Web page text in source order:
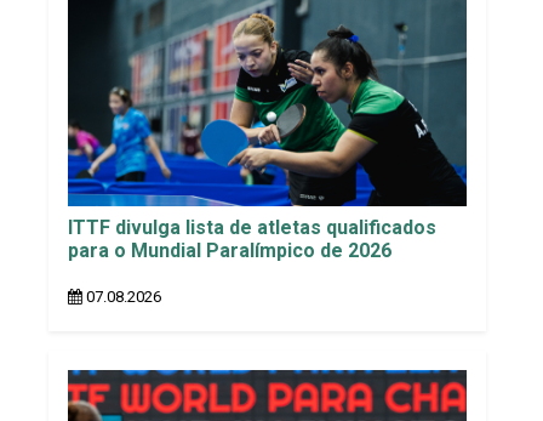
ITTF divulga lista de atletas qualificados
para o Mundial Paralímpico de 2026
07.08.2026